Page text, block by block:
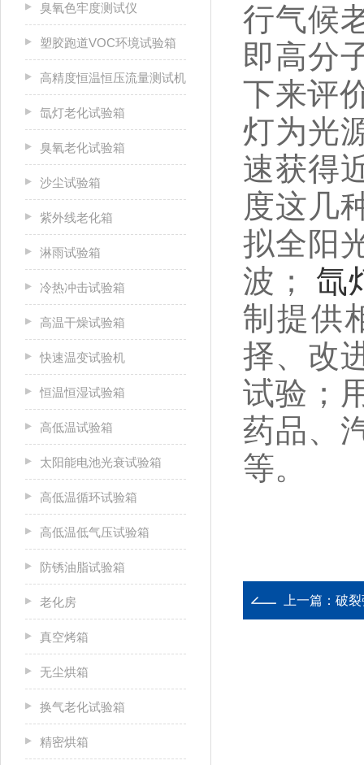
臭氧色牢度测试仪
塑胶跑道VOC环境试验箱
高精度恒温恒压流量测试机
氙灯老化试验箱
臭氧老化试验箱
沙尘试验箱
紫外线老化箱
淋雨试验箱
冷热冲击试验箱
高温干燥试验箱
快速温变试验机
恒温恒湿试验箱
高低温试验箱
太阳能电池光衰试验箱
高低温循环试验箱
高低温低气压试验箱
防锈油脂试验箱
老化房
真空烤箱
无尘烘箱
换气老化试验箱
精密烘箱
行气候
即高分
下来评
灯为光
速获得
度这几
拟全阳
波； 氙
制提供
择、改
试验；
药品、
等。
上一篇： 破